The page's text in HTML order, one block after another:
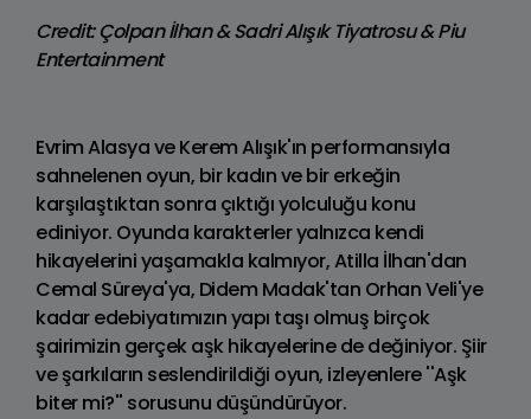
Credit: Çolpan İlhan & Sadri Alışık Tiyatrosu & Piu
Entertainment
Evrim Alasya ve Kerem Alışık'ın performansıyla
sahnelenen oyun, bir kadın ve bir erkeğin
karşılaştıktan sonra çıktığı yolculuğu konu
ediniyor. Oyunda karakterler yalnızca kendi
hikayelerini yaşamakla kalmıyor, Atilla İlhan'dan
Cemal Süreya'ya, Didem Madak'tan Orhan Veli'ye
kadar edebiyatımızın yapı taşı olmuş birçok
şairimizin gerçek aşk hikayelerine de değiniyor. Şiir
ve şarkıların seslendirildiği oyun, izleyenlere ''Aşk
biter mi?'' sorusunu düşündürüyor.